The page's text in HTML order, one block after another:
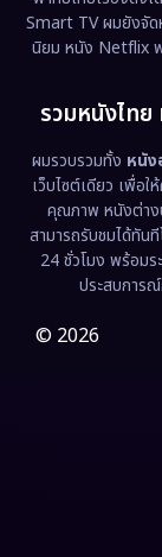
Erotic
Family ครอ
Fantasy จิน
Fiction
Film
Gothic
Smart TV ผมยังจัด
นิยม หนัง Netflix พ
รวมหนังไทย
ผมรวบรวมทั้ง หนัง
เว็บไซต์เดียว เพื่อ
คุณภาพ หนังต่าง
สามารถรับชมได้ทัน
24 ชั่วโมง พร้อม
ประสบการ
© 2026